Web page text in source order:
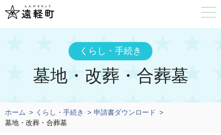
くらし・手続き
墓地・改葬・合葬墓
ホーム くらし・手続き
申請書ダウンロード
墓地・改葬・合葬墓